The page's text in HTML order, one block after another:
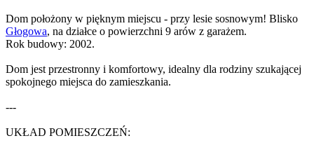
Dom położony w pięknym miejscu - przy lesie sosnowym! Blisko
Głogowa, na działce o powierzchni 9 arów z garażem.
Rok budowy: 2002.
Dom jest przestronny i komfortowy, idealny dla rodziny szukającej
spokojnego miejsca do zamieszkania.
---
UKŁAD POMIESZCZEŃ: